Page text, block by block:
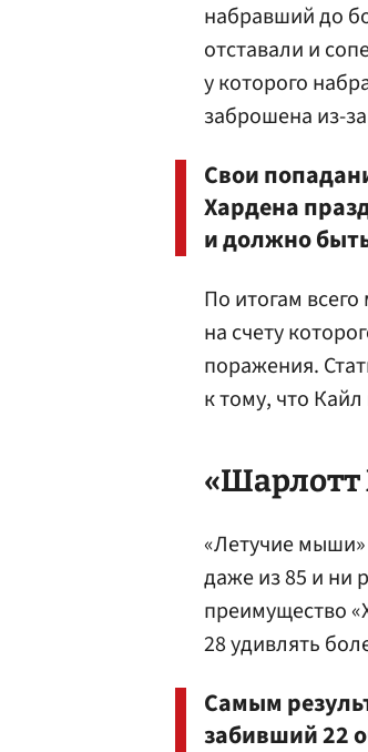
набравший до
отставали и
у которого
заброшена из-
Свои
Хардена
и должно
По итогам
на счету
поражения.
к тому, что
«Шарлотт
«Летучие мыши»
даже из 85 и ни
преимущество
28 удивлять
Самым
забивший 22